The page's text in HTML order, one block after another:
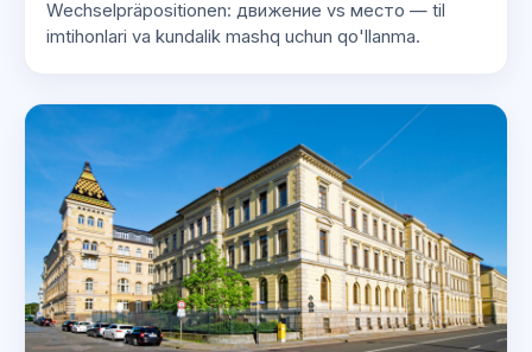
Wechselpräpositionen: движение vs место — til
imtihonlari va kundalik mashq uchun qo'llanma.